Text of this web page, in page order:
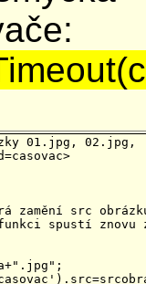
01.jpg,
zamění src
spustí znovu